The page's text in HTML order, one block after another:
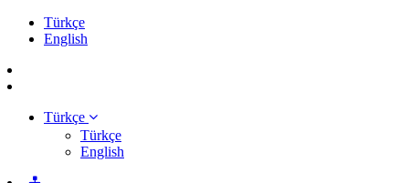
Türkçe
English
Türkçe
Türkçe
English